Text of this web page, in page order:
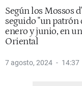
Según los Mossos
seguido "un patrón
enero y junio, en
Oriental
7 agosto, 2024 14:37